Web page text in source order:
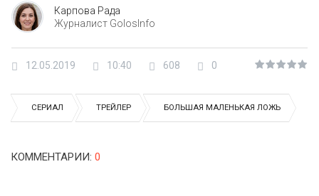
Карпова Рада
Журналист GolosInfo
12.05.2019 10:40 608 0
СЕРИАЛ ТРЕЙЛЕР БОЛЬШАЯ МАЛЕНЬКАЯ ЛОЖЬ
КОММЕНТАРИИ: 0